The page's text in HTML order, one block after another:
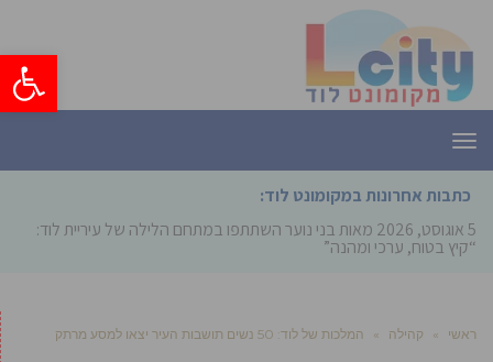
פתח
תפריט
כתבות אחרונות במקומונט לוד:
5 אוגוסט, 2026
מאות בני נוער השתתפו במתחם הלילה של עיריית לוד:
“קיץ בטוח, ערכי ומהנה”
ראשי » קהילה » המלכות של לוד: 50 נשים תושבות העיר יצאו למסע מרתק